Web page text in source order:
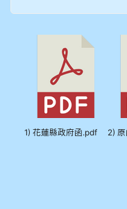
909林朝智
910謝尚橙
910呂芃澔
910溫婕伶
1) 花蓮縣政府函.pdf 2)